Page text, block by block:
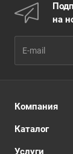
на
Компания
Каталог
Услуги